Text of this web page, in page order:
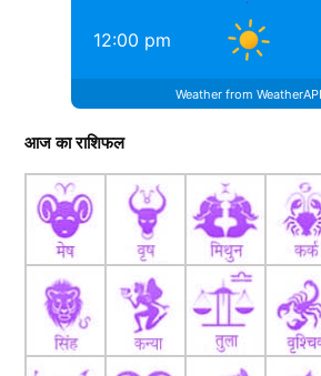
12:00 pm
Weather from WeatherAPI
आज का राशिफल